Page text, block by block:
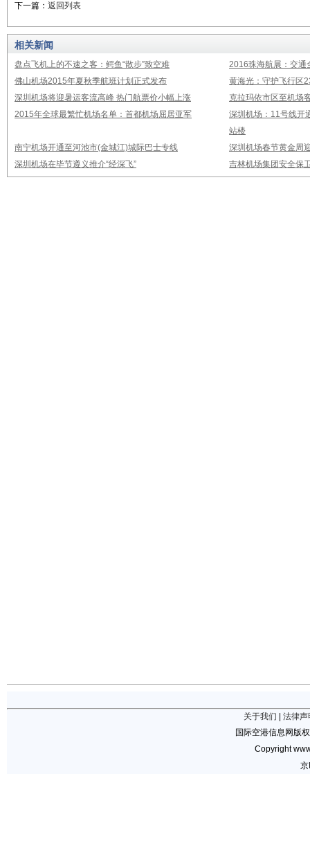
下一篇： 返回列表
相关新闻
盘点飞机上的不速之客：鳄鱼“散步”致空难
2016珠海航展：交通
佛山机场2015年夏秋季航班计划正式发布
黄海光：守护飞行区
深圳机场将迎暑运客流高峰 热门航票价小幅上涨
克拉玛依市区至机场
2015年全球最繁忙机场名单：首都机场屈居亚军
深圳机场：11号线开
站楼
南宁机场开通至河池市(金城江)城际巴士专线
深圳机场春节黄金周
深圳机场在毕节遵义推介“经深飞”
吉林机场集团安全保
关于我们
法律声
国际空港信息网版
Copyright